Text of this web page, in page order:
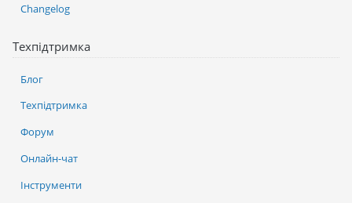
Changelog
Техпідтримка
Блог
Техпідтримка
Форум
Онлайн-чат
Інструменти